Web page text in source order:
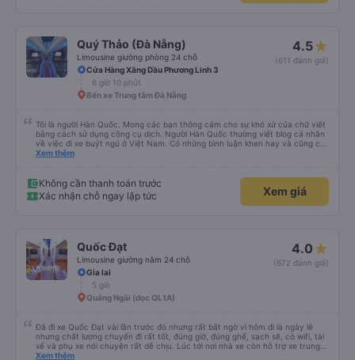
Quý Thảo (Đà Nẵng)
Limousine giường phòng 24 chỗ
4.5
(611 đánh giá)
Cửa Hàng Xăng Dầu Phương Linh 3
6 giờ 10 phút
Bến xe Trung tâm Đà Nẵng
Tôi là người Hàn Quốc. Mong các bạn thông cảm cho sự khó xử của chữ viết
bằng cách sử dụng công cụ dịch. Người Hàn Quốc thường viết blog cá nhân
về việc đi xe buýt ngủ ở Việt Nam. Có những bình luận khen hay và cũng có
những bình luận khen vất vả nên tôi đã rất lo lắng. Đó là một sự lo lắng vô
를 보시게 되는 한국분들께 정보를 드리자면 저는 다낭에서 꾸이년가는 버스를 탔습
니다. 같은 회사라도 버스마다 퀄리티가 다른지는 모르겠는데, 제가 탄 버스는 쾌적
하고 좋았어요. 자리 넓찍하고 베개 이불 깨끗합니다. 뭐 경적소리야 베트남에서는
뭐 전 새우자세가 편해서 불만은 없었습니다 : )
Xem thêm
Không cần thanh toán trước
Xác nhận chỗ ngay lập tức
Xem giá
Quốc Đạt
Limousine giường nằm 24 chỗ
4.0
(672 đánh giá)
Gia lai
5 giờ
Quảng Ngãi (dọc QL1A)
Đã đi xe Quốc Đạt vài lần trước đó nhưng rất bất ngờ vì hôm đi là ngày lễ
nhưng chất lượng chuyến đi rất tốt, đúng giờ, đúng ghế, sạch sẽ, có wifi, tài
xế và phụ xe nói chuyện rất dễ chịu. Lúc tới nơi nhà xe còn hỗ trợ xe trung
chuyển tới tận nhà. 10đ cho nhà xe, hy vọng nhà xe duy trì được chất lượng
Xem thêm